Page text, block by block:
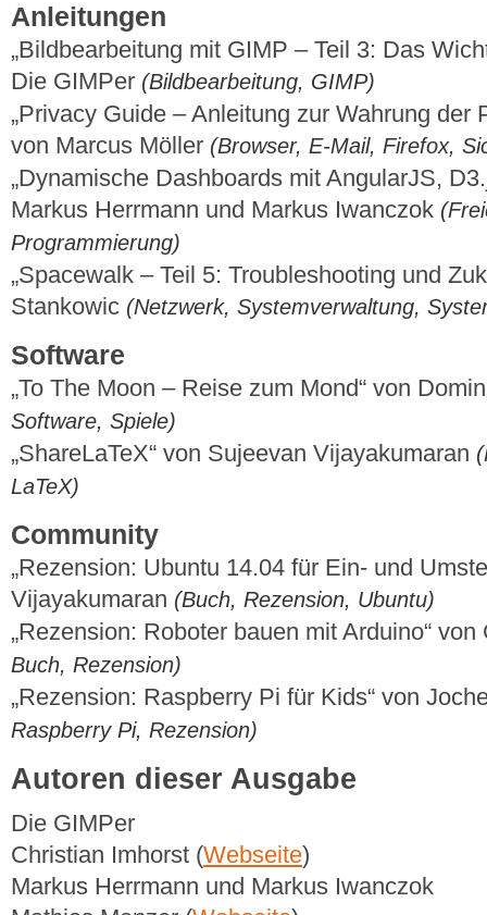
Anleitungen
„Bildbearbeitung mit GIMP – Teil 3: Das
Die GIMPer (Bildbearbeitung, GIMP)
„Privacy Guide – Anleitung zur Wahrung der
von Marcus Möller (Browser, E-Mail, Firefox,
„Dynamische Dashboards mit AngularJS,
Markus Herrmann und Markus Iwanczok
Programmierung)
„Spacewalk – Teil 5: Troubleshooting und
Stankowic (Netzwerk, Systemverwaltung,
Software
„To The Moon – Reise zum Mond“ von
Software, Spiele)
„ShareLaTeX“ von Sujeevan Vijayakumaran
LaTeX)
Community
„Rezension: Ubuntu 14.04 für Ein- und
Vijayakumaran (Buch, Rezension, Ubuntu)
„Rezension: Roboter bauen mit Arduino“
Buch, Rezension)
„Rezension: Raspberry Pi für Kids“ von
Raspberry Pi, Rezension)
Autoren dieser Ausgabe
Die GIMPer
Christian Imhorst (Webseite)
Markus Herrmann und Markus Iwanczok